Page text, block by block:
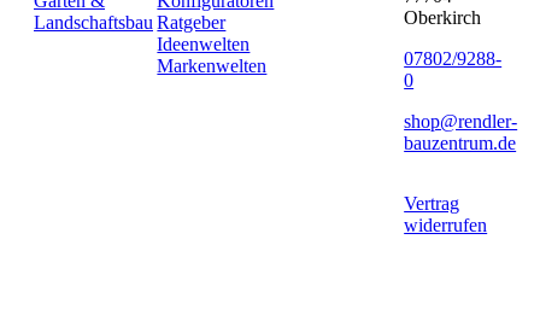
Landschaftsbau Ratgeber
Ideenwelten
Markenwelten
Oberkirch
07802/9288-
0
shop@rendler-
bauzentrum.de
Vertrag
widerrufen